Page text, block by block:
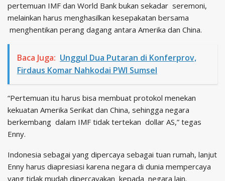
pertemuan IMF dan World Bank bukan sekadar seremoni,
melainkan harus menghasilkan kesepakatan bersama
menghentikan perang dagang antara Amerika dan China.
Baca Juga: Unggul Dua Putaran di Konferprov,
Firdaus Komar Nahkodai PWI Sumsel
“Pertemuan itu harus bisa membuat protokol menekan
kekuatan Amerika Serikat dan China, sehingga negara
berkembang dalam IMF tidak tertekan dollar AS,” tegas
Enny.
Indonesia sebagai yang dipercaya sebagai tuan rumah, lanjut
Enny harus diapresiasi karena negara di dunia mempercaya
yang tidak mudah dipercayakan kepada negara lain.